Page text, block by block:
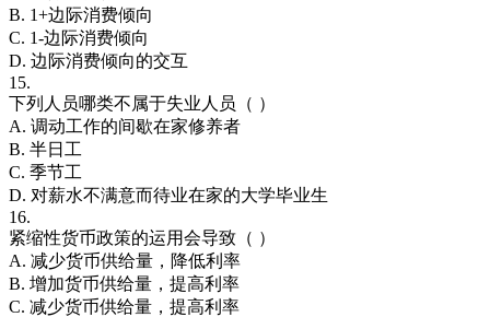
B. 1+边际消费倾向
C. 1-边际消费倾向
D. 边际消费倾向的交互
15.
下列人员哪类不属于失业人员（ ）
A. 调动工作的间歇在家修养者
B. 半日工
C. 季节工
D. 对薪水不满意而待业在家的大学毕业生
16.
紧缩性货币政策的运用会导致（ ）
A. 减少货币供给量，降低利率
B. 增加货币供给量，提高利率
C. 减少货币供给量，提高利率